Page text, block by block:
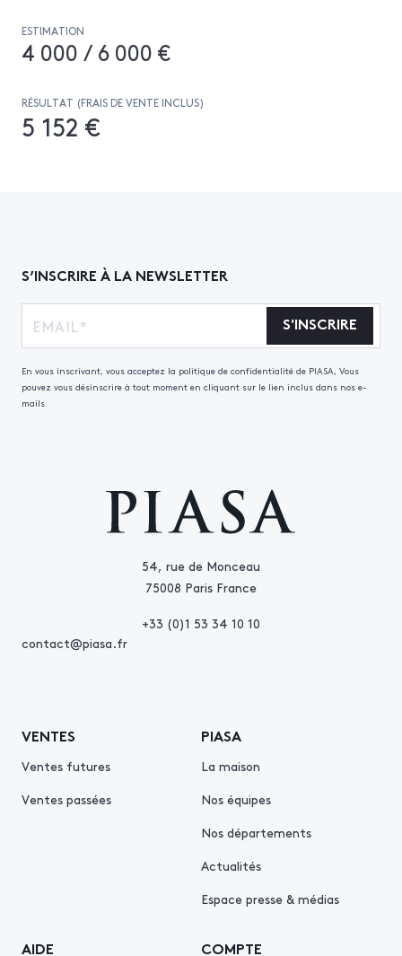
ESTIMATION
4 000 / 6 000 €
RÉSULTAT (FRAIS DE VENTE INCLUS)
5 152 €
54, rue de Monceau
75008 Paris France
+33 (0)1 53 34 10 10
contact@piasa.fr
VENTES
Ventes futures
Ventes passées
PIASA
La maison
Nos équipes
Nos départements
Actualités
Espace presse & médias
AIDE COMPTE
S’INSCRIRE À LA NEWSLETTER
S'INSCRIRE
En vous inscrivant, vous acceptez la politique de confidentialité de PIASA, Vous
pouvez vous désinscrire à tout moment en cliquant sur le lien inclus dans nos e-
mails.